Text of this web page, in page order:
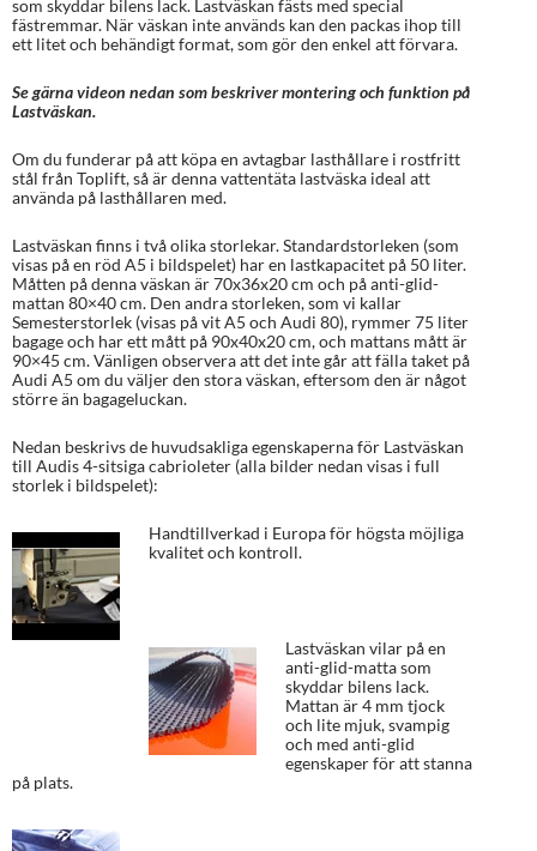
som skyddar bilens lack. Lastväskan fästs med special
fästremmar. När väskan inte används kan den packas ihop till
ett litet och behändigt format, som gör den enkel att förvara.
Se gärna videon nedan som beskriver montering och funktion på
Lastväskan.
Om du funderar på att köpa en avtagbar lasthållare i rostfritt
stål från Toplift, så är denna vattentäta lastväska ideal att
använda på lasthållaren med.
Lastväskan finns i två olika storlekar. Standardstorleken (som
visas på en röd A5 i bildspelet) har en lastkapacitet på 50 liter.
Måtten på denna väskan är 70x36x20 cm och på anti-glid-
mattan 80×40 cm. Den andra storleken, som vi kallar
Semesterstorlek (visas på vit A5 och Audi 80), rymmer 75 liter
bagage och har ett mått på 90x40x20 cm, och mattans mått är
90×45 cm. Vänligen observera att det inte går att fälla taket på
Audi A5 om du väljer den stora väskan, eftersom den är något
större än bagageluckan.
Nedan beskrivs de huvudsakliga egenskaperna för Lastväskan
till Audis 4-sitsiga cabrioleter (alla bilder nedan visas i full
storlek i bildspelet):
Handtillverkad i Europa för högsta möjliga
kvalitet och kontroll.
Lastväskan vilar på en
anti-glid-matta som
skyddar bilens lack.
Mattan är 4 mm tjock
och lite mjuk, svampig
och med anti-glid
egenskaper för att stanna
på plats.